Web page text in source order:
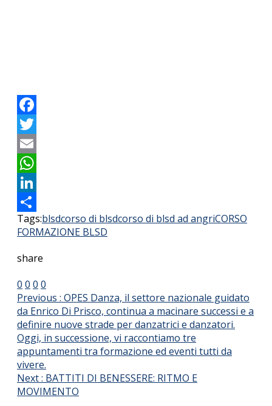
Facebook
Twitter
Email
WhatsApp
LinkedIn
Condividi
Tags:blsdcorso di blsdcorso di blsd ad angriCORSO
FORMAZIONE BLSD
share
0 0 0 0
Previous : OPES Danza, il settore nazionale guidato
da Enrico Di Prisco, continua a macinare successi e a
definire nuove strade per danzatrici e danzatori.
Oggi, in successione, vi raccontiamo tre
appuntamenti tra formazione ed eventi tutti da
vivere.
Next : BATTITI DI BENESSERE: RITMO E
MOVIMENTO